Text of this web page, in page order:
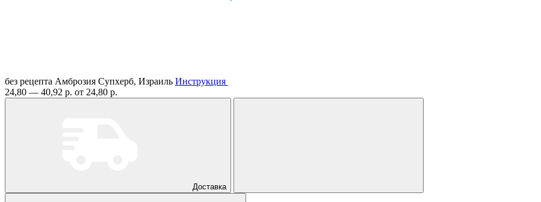
без рецепта Амброзия Супхерб, Израиль Инструкция
24,80 — 40,92 р. от 24,80 р.
Доставка